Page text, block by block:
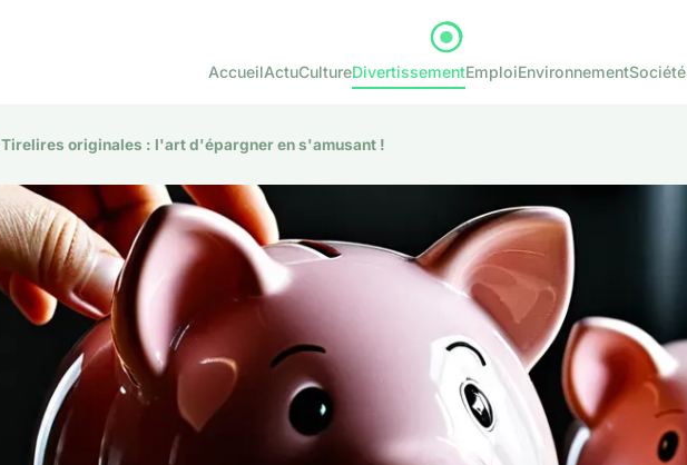
AccueilActuCultureDivertissementEmploiEnvironnementSociété
Tirelires originales : l'art d'épargner en s'amusant !